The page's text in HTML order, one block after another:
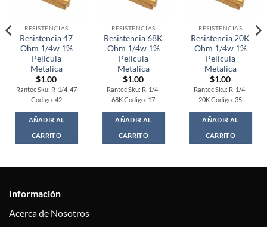
RESISTENCIAS
Resistencia 47
Ohm 1/4w 1%
Pelicula
Metalica
$1.00
Rantec Sku: R-1/4-47
Codigo: 42
AÑADIR AL
CARRITO
RESISTENCIAS
Resistencia 68K
Ohm 1/4w 1%
Pelicula
Metalica
$1.00
Rantec Sku: R-1/4-
68K Codigo: 17
AÑADIR AL
CARRITO
RESISTENCIAS
Resistencia 20K
Ohm 1/4w 1%
Pelicula
Metalica
$1.00
Rantec Sku: R-1/4-
20K Codigo: 35
AÑADIR AL
CARRITO
Información
Acerca de Nosotros